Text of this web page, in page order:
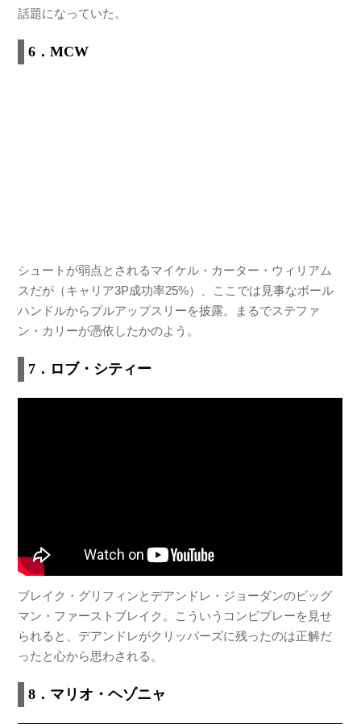
話題になっていた。
6．MCW
シュートが弱点とされるマイケル・カーター・ウィリアム
スだが（キャリア3P成功率25%）、ここでは見事なボール
ハンドルからプルアップスリーを披露。まるでステファ
ン・カリーが憑依したかのよう。
7．ロブ・シティー
ブレイク・グリフィンとデアンドレ・ジョーダンのビッグ
マン・ファーストブレイク。こういうコンビプレーを見せ
られると、デアンドレがクリッパーズに残ったのは正解だ
ったと心から思わされる。
8．マリオ・ヘゾニャ